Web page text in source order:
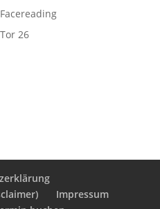
26
Impressum